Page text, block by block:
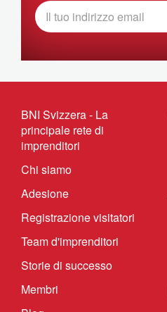
BNI Svizzera - La
principale rete di
imprenditori
Chi siamo
Adesione
Registrazione visitatori
Team d'imprenditori
Storie di successo
Membri